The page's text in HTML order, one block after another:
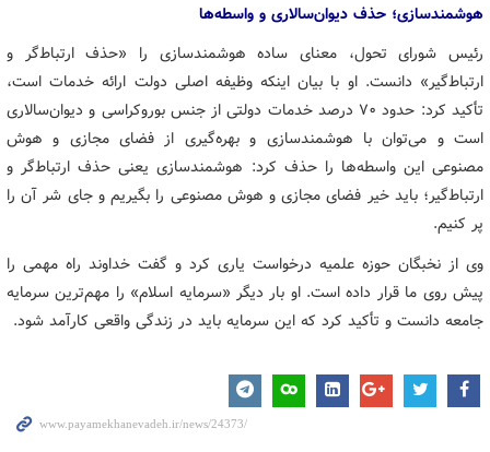
هوشمندسازی؛ حذف دیوان‌سالاری و واسطه‌ها
رئیس شورای تحول، معنای ساده هوشمندسازی را «حذف ارتباط‌گر و
ارتباط‌گیر» دانست. او با بیان اینکه وظیفه اصلی دولت ارائه خدمات است،
تأکید کرد: حدود ۷۰ درصد خدمات دولتی از جنس بوروکراسی و دیوان‌سالاری
است و می‌توان با هوشمندسازی و بهره‌گیری از فضای مجازی و هوش
مصنوعی این واسطه‌ها را حذف کرد: هوشمندسازی یعنی حذف ارتباط‌گر و
ارتباط‌گیر؛ باید خیر فضای مجازی و هوش مصنوعی را بگیریم و جای شر آن را
پر کنیم.
وی از نخبگان حوزه علمیه درخواست یاری کرد و گفت خداوند راه مهمی را
پیش روی ما قرار داده است. او بار دیگر «سرمایه اسلام» را مهم‌ترین سرمایه
جامعه دانست و تأکید کرد که این سرمایه باید در زندگی واقعی کارآمد شود.